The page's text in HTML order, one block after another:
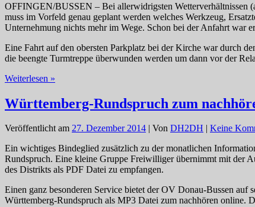
zurück
OFFINGEN/BUSSEN – Bei allerwidrigsten Wetterverhältnissen
muss im Vorfeld genau geplant werden welches Werkzeug,
Unternehmung nichts mehr im Wege. Schon bei der Anfahrt war
Eine Fahrt auf den obersten Parkplatz bei der Kirche war durch
die beengte Turmtreppe überwunden werden um dann vor der
Weiterlesen »
Erster
Service
bei
am
03.01.2015
Württemberg-Rundspruch zum
Veröffentlicht am 27. Dezember 2014 | Von DH2DH | Keine
Ein wichtiges Bindeglied zusätzlich zu der monatlichen
Rundspruch. Eine kleine Gruppe Freiwilliger übernimmt mit der
des Distrikts als PDF Datei zu empfangen.
Einen ganz besonderen Service bietet der OV Donau-Bussen
Württemberg-Rundspruch als MP3 Datei zum nachhören online.